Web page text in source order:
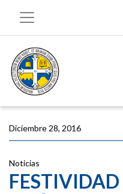
Diciembre 28, 2016
Noticias